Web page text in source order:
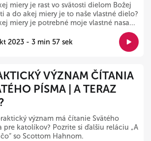
miery je rast vo svätosti dielom Božej
a do akej miery je to naše vlastné dielo?
miery je potrebné moje vlastné nasa...
2023 - 3 min 57 sek
VÝZNAM ČÍTANIA
PÍSMA | A TERAZ
význam má čítanie Svätého
pre katolíkov? Pozrite si ďalšiu reláciu „A
so Scottom Hahnom.